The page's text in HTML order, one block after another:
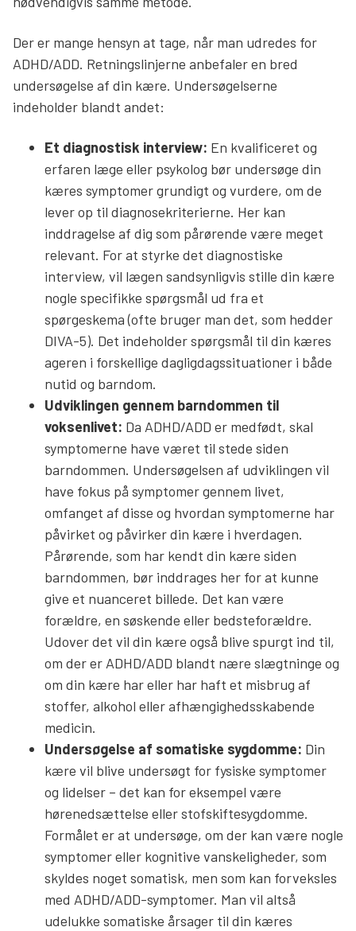
Der er mange hensyn at tage, når man udredes for
ADHD/ADD. Retningslinjerne anbefaler en bred
undersøgelse af din kære. Undersøgelserne
indeholder blandt andet:
Et diagnostisk interview: En kvalificeret og
erfaren læge eller psykolog bør undersøge din
kæres symptomer grundigt og vurdere, om de
lever op til diagnosekriterierne. Her kan
inddragelse af dig som pårørende være meget
relevant. For at styrke det diagnostiske
interview, vil lægen sandsynligvis stille din kære
nogle specifikke spørgsmål ud fra et
spørgeskema (ofte bruger man det, som hedder
DIVA-5). Det indeholder spørgsmål til din kæres
ageren i forskellige dagligdagssituationer i både
nutid og barndom.
Udviklingen gennem barndommen til
voksenlivet: Da ADHD/ADD er medfødt, skal
symptomerne have været til stede siden
barndommen. Undersøgelsen af udviklingen vil
have fokus på symptomer gennem livet,
omfanget af disse og hvordan symptomerne har
påvirket og påvirker din kære i hverdagen.
Pårørende, som har kendt din kære siden
barndommen, bør inddrages her for at kunne
give et nuanceret billede. Det kan være
forældre, en søskende eller bedsteforældre.
Udover det vil din kære også blive spurgt ind til,
om der er ADHD/ADD blandt nære slægtninge og
om din kære har eller har haft et misbrug af
stoffer, alkohol eller afhængighedsskabende
medicin.
Undersøgelse af somatiske sygdomme: Din
kære vil blive undersøgt for fysiske symptomer
og lidelser – det kan for eksempel være
hørenedsættelse eller stofskiftesygdomme.
Formålet er at undersøge, om der kan være nogle
symptomer eller kognitive vanskeligheder, som
skyldes noget somatisk, men som kan forveksles
med ADHD/ADD-symptomer. Man vil altså
udelukke somatiske årsager til din kæres